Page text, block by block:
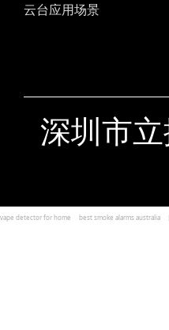
云台应用场景
深圳市
vape detector for home best smoke alarms australia